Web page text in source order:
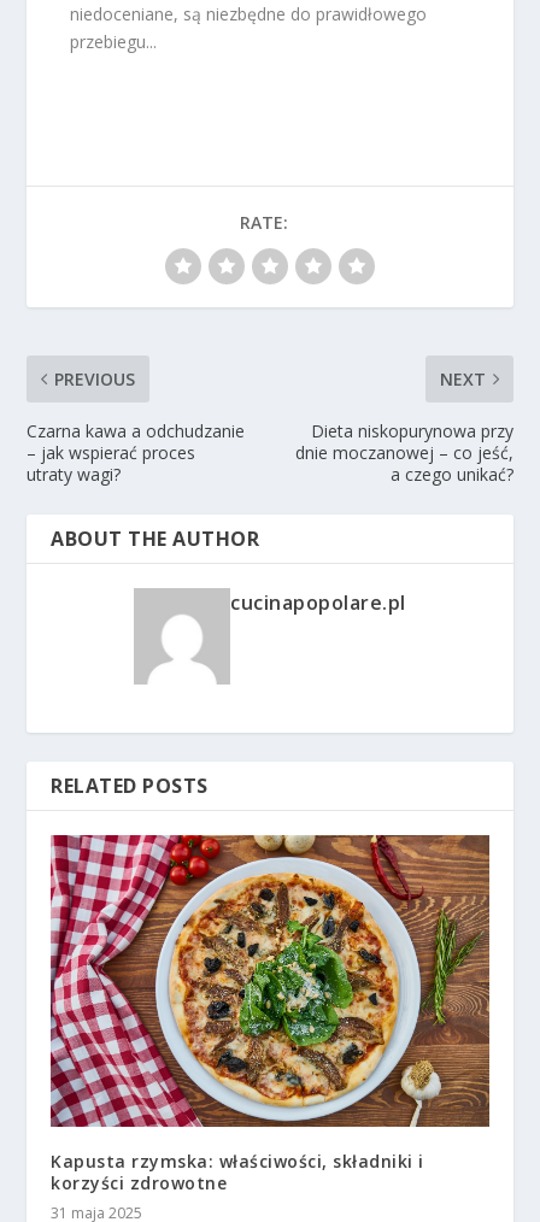
niedoceniane, są niezbędne do prawidłowego
przebiegu...
RATE:
PREVIOUS
Czarna kawa a odchudzanie
– jak wspierać proces
utraty wagi?
NEXT
Dieta niskopurynowa przy
dnie moczanowej – co jeść,
a czego unikać?
ABOUT THE AUTHOR
cucinapopolare.pl
RELATED POSTS
Kapusta rzymska: właściwości, składniki i
korzyści zdrowotne
31 maja 2025